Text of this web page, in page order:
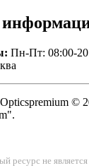
Пн-Пт: 08:00-
©
ресурс не